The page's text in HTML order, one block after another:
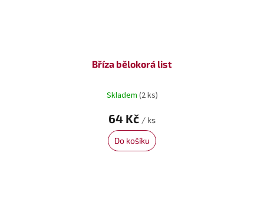
Bříza bělokorá list
Skladem (2 ks)
64 Kč / ks
Do košíku